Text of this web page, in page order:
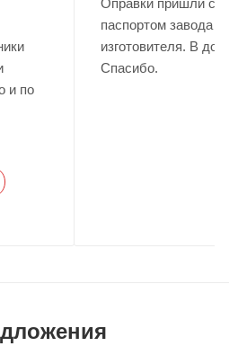
и по
Оправки пришли с
паспортом завода
изготовителя. В
Спасибо.